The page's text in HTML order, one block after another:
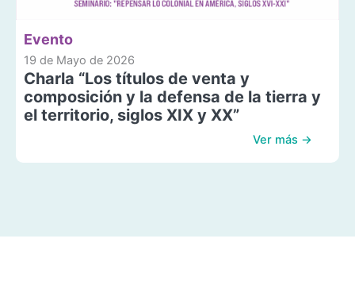
Evento
19 de Mayo de 2026
Charla “Los títulos de venta y
composición y la defensa de la tierra y
el territorio, siglos XIX y XX”
Ver más →